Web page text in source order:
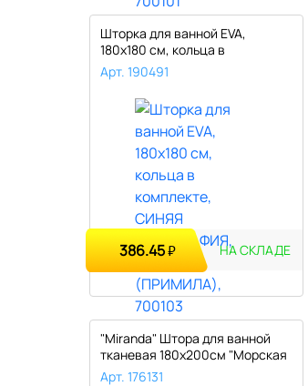
Шторка для ванной EVA,
180х180 см, кольца в
комплекте, ..
Арт. 190491
386.45₽ НА СКЛАДЕ
"Miranda" Штора для ванной
тканевая 180х200см "Морская
..
Арт. 176131